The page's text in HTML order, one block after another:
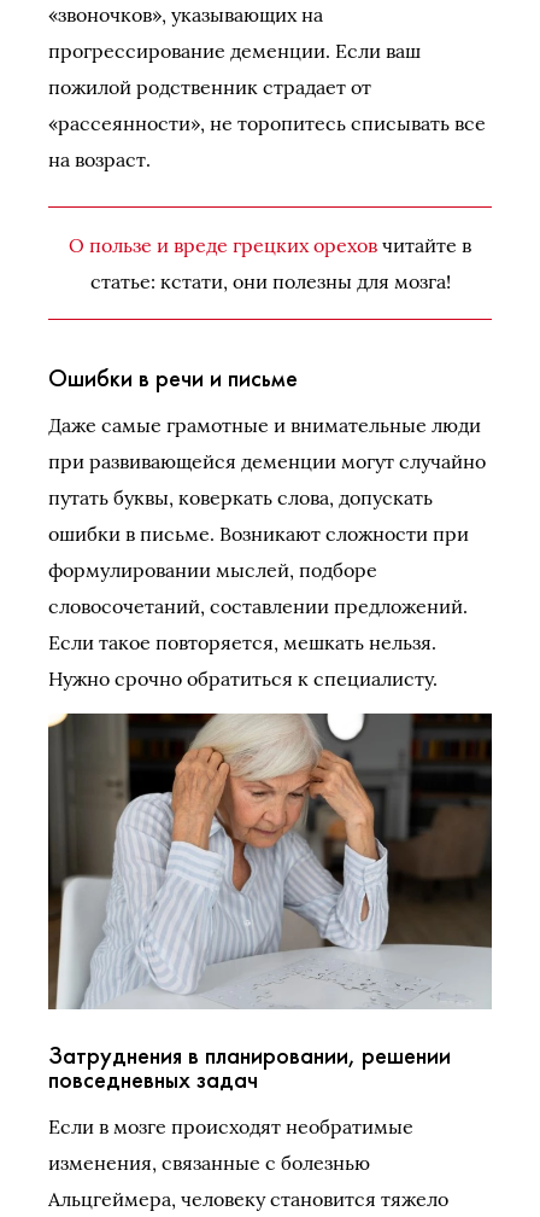
«звоночков», указывающих на
прогрессирование деменции. Если ваш
пожилой родственник страдает от
«рассеянности», не торопитесь списывать все
на возраст.
О пользе и вреде грецких орехов читайте в
статье: кстати, они полезны для мозга!
Ошибки в речи и письме
Даже самые грамотные и внимательные люди
при развивающейся деменции могут случайно
путать буквы, коверкать слова, допускать
ошибки в письме. Возникают сложности при
формулировании мыслей, подборе
словосочетаний, составлении предложений.
Если такое повторяется, мешкать нельзя.
Нужно срочно обратиться к специалисту.
Затруднения в планировании, решении
повседневных задач
Если в мозге происходят необратимые
изменения, связанные с болезнью
Альцгеймера, человеку становится тяжело